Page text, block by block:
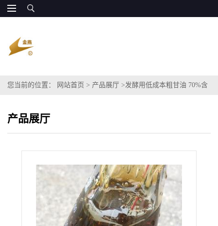
您当前的位置： 网站首页 > 产品展厅 >发酵用低成本粗甘油 70%含
产品展厅